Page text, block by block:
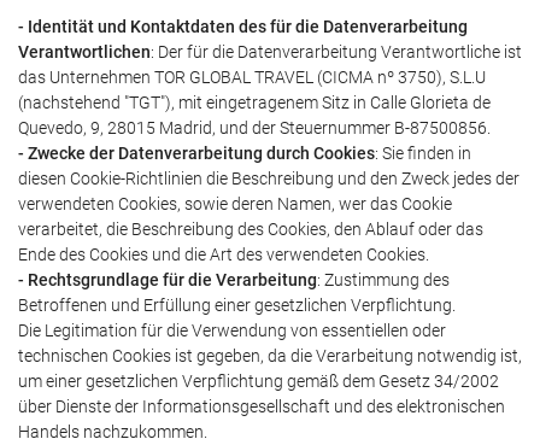
- Identität und Kontaktdaten des für die Datenverarbeitung
Verantwortlichen: Der für die Datenverarbeitung Verantwortliche ist
das Unternehmen TOR GLOBAL TRAVEL (CICMA nº 3750), S.L.U
(nachstehend "TGT"), mit eingetragenem Sitz in Calle Glorieta de
Quevedo, 9, 28015 Madrid, und der Steuernummer B-87500856.
- Zwecke der Datenverarbeitung durch Cookies: Sie finden in
diesen Cookie-Richtlinien die Beschreibung und den Zweck jedes der
verwendeten Cookies, sowie deren Namen, wer das Cookie
verarbeitet, die Beschreibung des Cookies, den Ablauf oder das
Ende des Cookies und die Art des verwendeten Cookies.
- Rechtsgrundlage für die Verarbeitung: Zustimmung des
Betroffenen und Erfüllung einer gesetzlichen Verpflichtung.
Die Legitimation für die Verwendung von essentiellen oder
technischen Cookies ist gegeben, da die Verarbeitung notwendig ist,
um einer gesetzlichen Verpflichtung gemäß dem Gesetz 34/2002
über Dienste der Informationsgesellschaft und des elektronischen
Handels nachzukommen.